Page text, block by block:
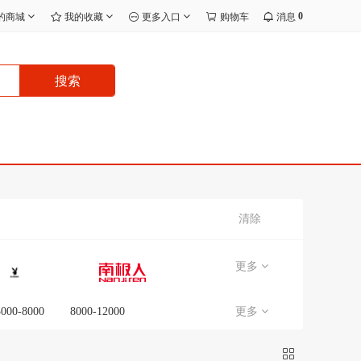
商城 我的收藏 更多入口 购物车 消息 0
搜索
清除
更多
8000 8000-12000 更多